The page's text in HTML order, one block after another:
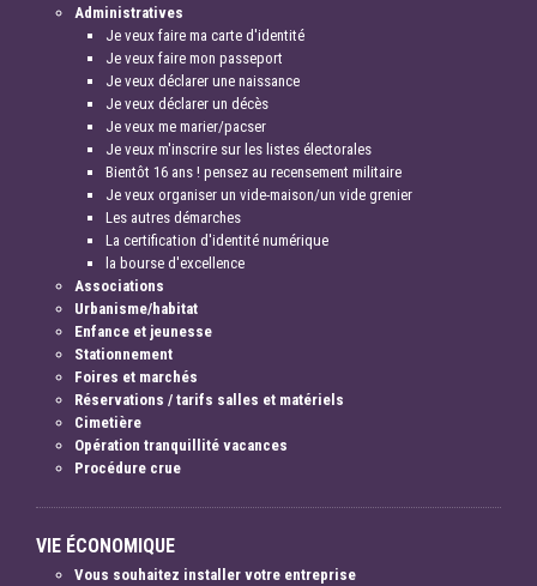
Administratives
Je veux faire ma carte d'identité
Je veux faire mon passeport
Je veux déclarer une naissance
Je veux déclarer un décès
Je veux me marier/pacser
Je veux m'inscrire sur les listes électorales
Bientôt 16 ans ! pensez au recensement militaire
Je veux organiser un vide-maison/un vide grenier
Les autres démarches
La certification d'identité numérique
la bourse d'excellence
Associations
Urbanisme/habitat
Enfance et jeunesse
Stationnement
Foires et marchés
Réservations / tarifs salles et matériels
Cimetière
Opération tranquillité vacances
Procédure crue
VIE ÉCONOMIQUE
Vous souhaitez installer votre entreprise